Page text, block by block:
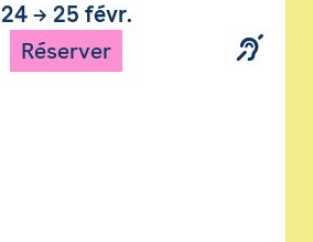
24→ 25 févr.
Réserver